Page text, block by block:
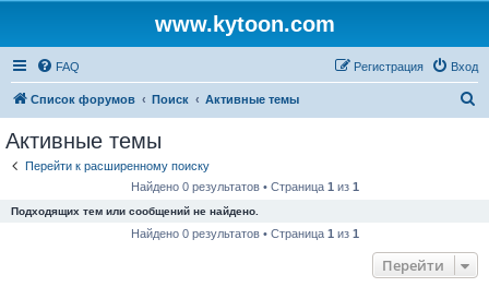
www.kytoon.com
FAQ Вход
Регистрация
Список форумов Поиск Активные темы
Активные темы
Перейти к расширенному поиску
Найдено 0 результатов • Страница 1 из 1
Подходящих тем или сообщений не найдено.
Найдено 0 результатов • Страница 1 из 1
Перейти